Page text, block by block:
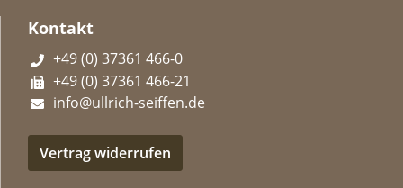
Kontakt
+49 (0) 37361 466-0
+49 (0) 37361 466-21
info@ullrich-seiffen.de
Vertrag widerrufen